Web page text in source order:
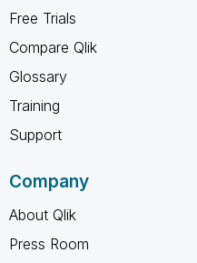
Free Trials
Compare Qlik
Glossary
Training
Support
Company
About Qlik
Press Room